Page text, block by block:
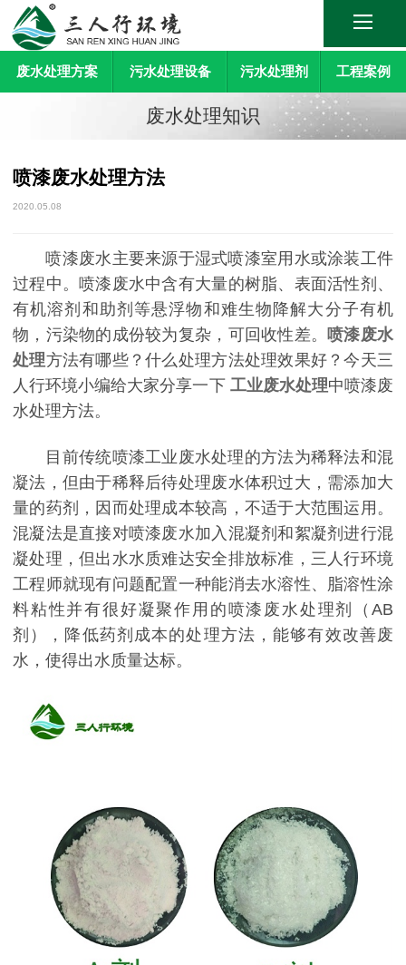
废水处理方案 污水处理设备 污水处理剂 工程案例
废水处理知识
喷漆废水处理方法
2020.05.08
喷漆废水主要来源于湿式喷漆室用水或涂装工件
过程中。喷漆废水中含有大量的树脂、表面活性剂、
有机溶剂和助剂等悬浮物和难生物降解大分子有机
物，污染物的成份较为复杂，可回收性差。 喷漆废水
处理方法有哪些？什么处理方法处理效果好？今天三
人行环境小编给大家分享一下 工业废水处理中喷漆废
水处理方法。
目前传统喷漆工业废水处理的方法为稀释法和混
凝法，但由于稀释后待处理废水体积过大，需添加大
量的药剂，因而处理成本较高，不适于大范围运用。
混凝法是直接对喷漆废水加入混凝剂和絮凝剂进行混
凝处理，但出水水质难达安全排放标准，三人行环境
工程师就现有问题配置一种能消去水溶性、脂溶性涂
料粘性并有很好凝聚作用的喷漆废水处理剂（AB
剂），降低药剂成本的处理方法，能够有效改善废
水，使得出水质量达标。